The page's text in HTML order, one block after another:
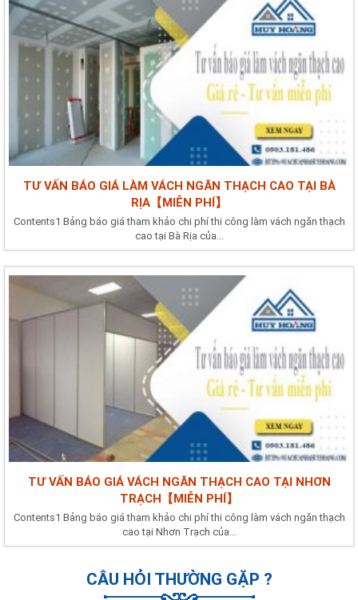
TƯ VẤN BÁO GIÁ LÀM VÁCH NGĂN THẠCH CAO TẠI BÀ
RỊA【MIỄN PHÍ】
Contents1 Bảng báo giá tham khảo chi phí thi công làm vách ngăn thạch
cao tại Bà Rịa của...
TƯ VẤN BÁO GIÁ VÁCH NGĂN THẠCH CAO TẠI NHƠN
TRẠCH【MIỄN PHÍ】
Contents1 Bảng báo giá tham khảo chi phí thi công làm vách ngăn thạch
cao tại Nhơn Trạch của...
CÂU HỎI THƯỜNG GẶP ?